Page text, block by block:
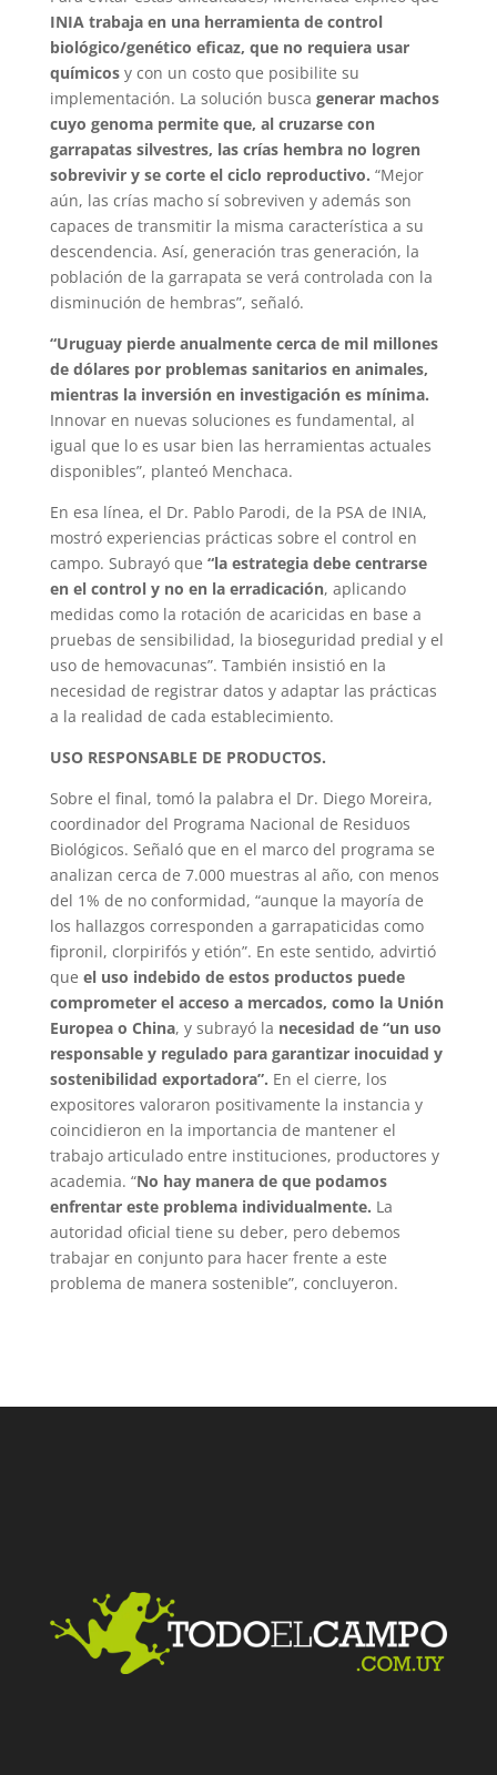
INIA trabaja en una herramienta de control
biológico/genético eficaz, que no requiera usar
químicosy con un costo que posibilite su
implementación. La solución busca generar machos
cuyo genoma permite que, al cruzarse con
garrapatas silvestres, las crías hembra no logren
sobrevivir y se corte el ciclo reproductivo. “Mejor
aún, las crías macho sí sobreviven y además son
capaces de transmitir la misma característica a su
descendencia. Así, generación tras generación, la
población de la garrapata se verá controlada con la
disminución de hembras”, señaló.
“Uruguay pierde anualmente cerca de mil millones
de dólares por problemas sanitarios en animales,
mientras la inversión en investigación es mínima.
Innovar en nuevas soluciones es fundamental, al
igual que lo es usar bien las herramientas actuales
disponibles”, planteó Menchaca.
En esa línea, el Dr. Pablo Parodi, de la PSA de INIA,
mostró experiencias prácticas sobre el control en
campo. Subrayó que “la estrategia debe centrarse
en el control y no en la erradicación, aplicando
medidas como la rotación de acaricidas en base a
pruebas de sensibilidad, la bioseguridad predial y el
uso de hemovacunas”. También insistió en la
necesidad de registrar datos y adaptar las prácticas
a la realidad de cada establecimiento.
USO RESPONSABLE DE PRODUCTOS.
Sobre el final, tomó la palabra el Dr. Diego Moreira,
coordinador del Programa Nacional de Residuos
Biológicos. Señaló que en el marco del programa se
analizan cerca de 7.000 muestras al año, con menos
del 1% de no conformidad, “aunque la mayoría de
los hallazgos corresponden a garrapaticidas como
fipronil, clorpirifós y etión”. En este sentido, advirtió
que el uso indebido de estos productos puede
comprometer el acceso a mercados, como la Unión
Europea o China, y subrayó la necesidad de “un uso
responsable y regulado para garantizar inocuidad y
sostenibilidad exportadora”. En el cierre, los
expositores valoraron positivamente la instancia y
coincidieron en la importancia de mantener el
trabajo articulado entre instituciones, productores y
academia. “No hay manera de que podamos
enfrentar este problema individualmente. La
autoridad oficial tiene su deber, pero debemos
trabajar en conjunto para hacer frente a este
problema de manera sostenible”, concluyeron.